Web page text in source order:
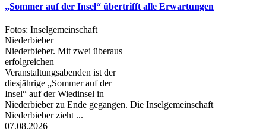
„Sommer auf der Insel“ übertrifft alle Erwartungen
Fotos: Inselgemeinschaft
Niederbieber
Niederbieber. Mit zwei überaus
erfolgreichen
Veranstaltungsabenden ist der
diesjährige „Sommer auf der
Insel“ auf der Wiedinsel in
Niederbieber zu Ende gegangen. Die Inselgemeinschaft
Niederbieber zieht ...
07.08.2026